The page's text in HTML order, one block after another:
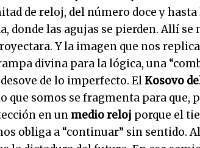
de reloj, del número doce y
donde las agujas se pierden. Allí
Y la imagen que nos
divina para la lógica, una
de lo imperfecto. El Kosovo
que somos se fragmenta para que,
en un medio reloj porque el
obliga a “continuar” sin sentido.